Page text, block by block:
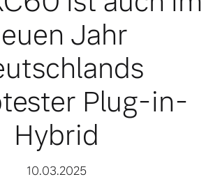
Jahr
Plug-in-
Hybrid
10.03.2025